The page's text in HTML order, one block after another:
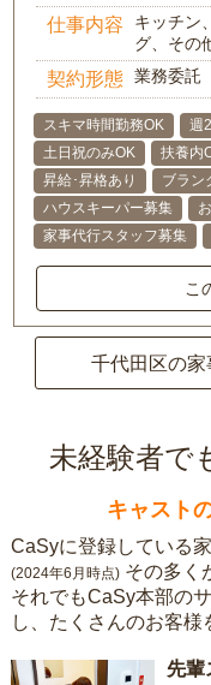
仕事内容
キッチン
グ、その
契約形態 業務委託
スキマ時間勤務OK 週
土日祝のみOK
扶養内
昇給･昇格あり
ブラン
ハウスキーパー募集
家事代行スタッフ募集
こ
千代田区の
未経験者で
キャスト
CaSyに登録している
(2024年6月時点) その多く
それでもCaSy本部の
し、たくさんのお客様
先輩